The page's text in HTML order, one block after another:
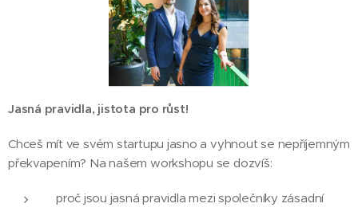
Jasná pravidla, jistota pro růst!
Chceš mít ve svém startupu jasno a vyhnout se nepříjemným
překvapením? Na našem workshopu se dozvíš:
proč jsou jasná pravidla mezi společníky zásadní